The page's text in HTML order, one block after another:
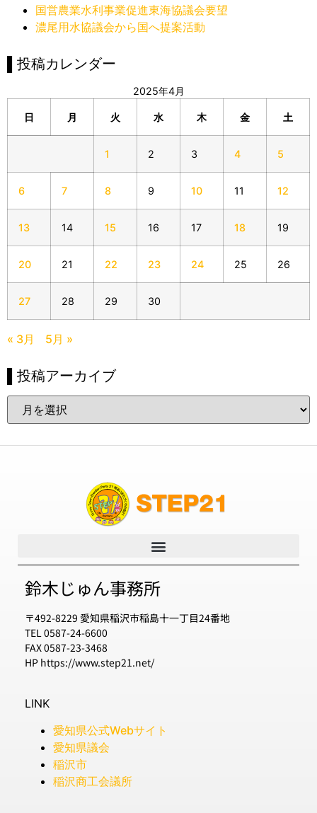
国営農業水利事業促進東海協議会要望
濃尾用水協議会から国へ提案活動
▌投稿カレンダー
2025年4月
日 月 火 水 木 金 土
1 2 3 4 5
6 7 8 9 10 11 12
13 14 15 16 17 18 19
20 21 22 23 24 25 26
27 28 29 30
« 3月 5月 »
▌投稿アーカイブ
鈴木じゅん事務所
〒492-8229 愛知県稲沢市稲島十一丁目24番地
TEL 0587-24-6600
FAX 0587-23-3468
HP https://www.step21.net/
LINK
愛知県公式Webサイト
愛知県議会
稲沢市
稲沢商工会議所